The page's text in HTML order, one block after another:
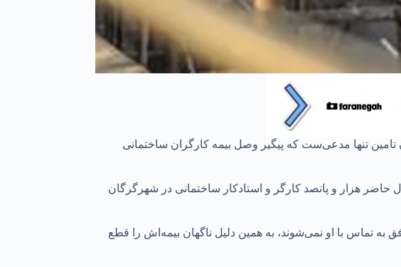
تنها مدعی‌ست که پیگیر وصل بیمه کارگران ساختمانی
حاضر هزار و پانصد کارگر و استادکار ساختمانی در شهرگرگان
به تماس با او نمی‌شوند، به همین دلیل ناگهان بیمه‌اش را قطع